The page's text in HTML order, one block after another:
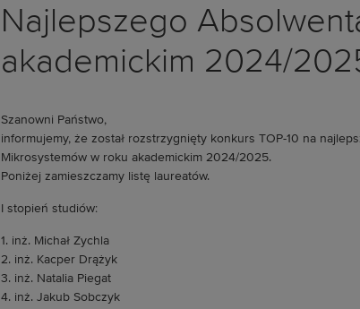
Najlepszego
akademickim 2024/
Szanowni Państwo,
informujemy, że został rozstrzygnięty konkurs TOP-10 na
Mikrosystemów w roku akademickim 2024/2025.
Poniżej zamieszczamy listę laureatów.
I stopień studiów:
1. inż. Michał Zychla
2. inż. Kacper Drążyk
3. inż. Natalia Piegat
4. inż. Jakub Sobczyk